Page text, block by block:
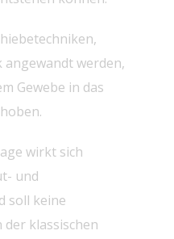
angewandt werden,
Gewebe in das
wirkt sich
und
soll keine
klassischen